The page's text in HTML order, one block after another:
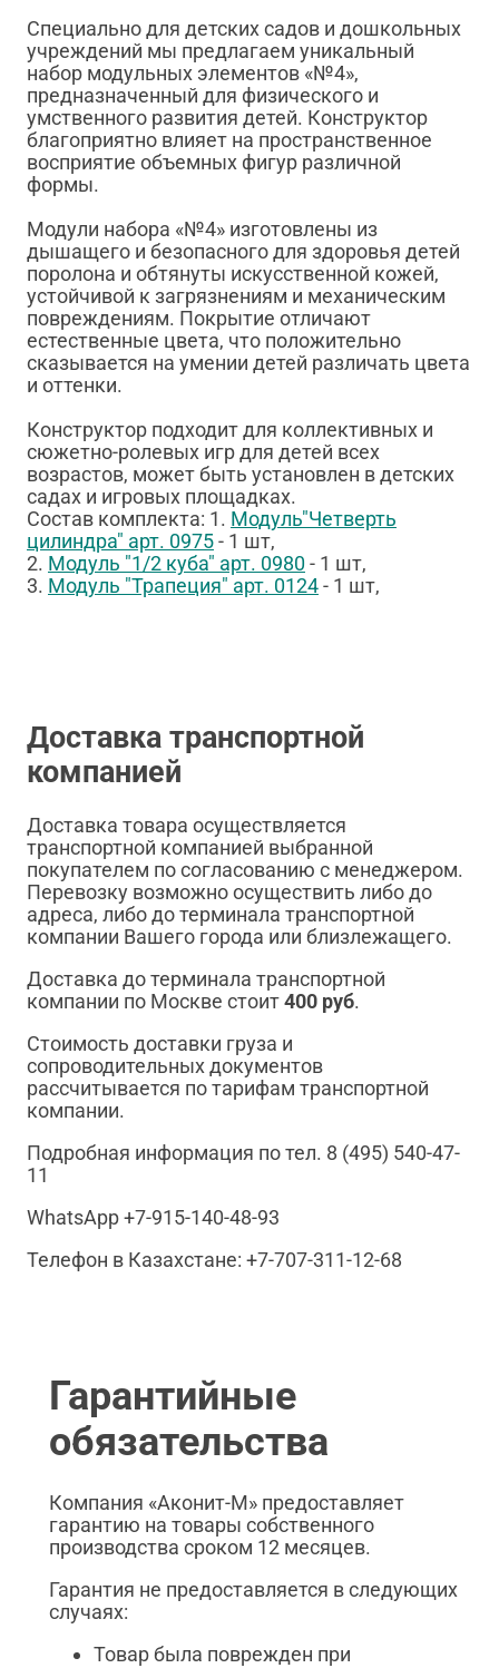
Специально для детских садов и дошкольных
учреждений мы предлагаем уникальный
набор модульных элементов «№4»,
предназначенный для физического и
умственного развития детей. Конструктор
благоприятно влияет на пространственное
восприятие объемных фигур различной
формы.
Модули набора «№4» изготовлены из
дышащего и безопасного для здоровья детей
поролона и обтянуты искусственной кожей,
устойчивой к загрязнениям и механическим
повреждениям. Покрытие отличают
естественные цвета, что положительно
сказывается на умении детей различать цвета
и оттенки.
Конструктор подходит для коллективных и
сюжетно-ролевых игр для детей всех
возрастов, может быть установлен в детских
садах и игровых площадках.
Состав комплекта: 1. Модуль"Четверть
цилиндра" арт. 0975- 1 шт,
2. Модуль "1/2 куба" арт. 0980- 1 шт,
3. Модуль "Трапеция" арт. 0124- 1 шт,
Доставка транспортной
компанией
Доставка товара осуществляется
транспортной компанией выбранной
покупателем по согласованию с менеджером.
Перевозку возможно осуществить либо до
адреса, либо до терминала транспортной
компании Вашего города или близлежащего.
Доставка до терминала транспортной
компании по Москве стоит400 руб.
Стоимость доставки груза и
сопроводительных документов
рассчитывается по тарифам транспортной
компании.
Подробная информация по тел. 8 (495) 540-47-
11
WhatsApp +7-915-140-48-93
Телефон в Казахстане: +7-707-311-12-68
Гарантийные
обязательства
Компания «Аконит-М» предоставляет
гарантию на товары собственного
производства сроком 12 месяцев.
Гарантия не предоставляется в следующих
случаях:
Товар была поврежден при